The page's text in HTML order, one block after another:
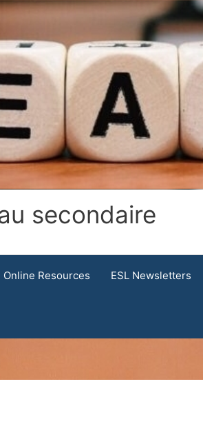
.
secondaire
Online Resources ESL Newsletters